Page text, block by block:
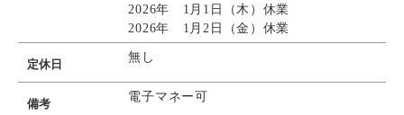
2026年 1月1日（木）休業
2026年 1月2日（金）休業
定休日
無し
備考
電子マネー可